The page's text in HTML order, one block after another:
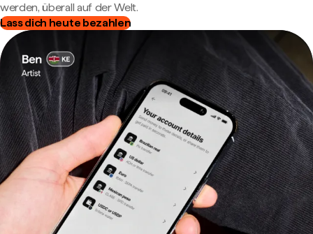
werden, überall auf der Welt.
Lass dich heute bezahlen